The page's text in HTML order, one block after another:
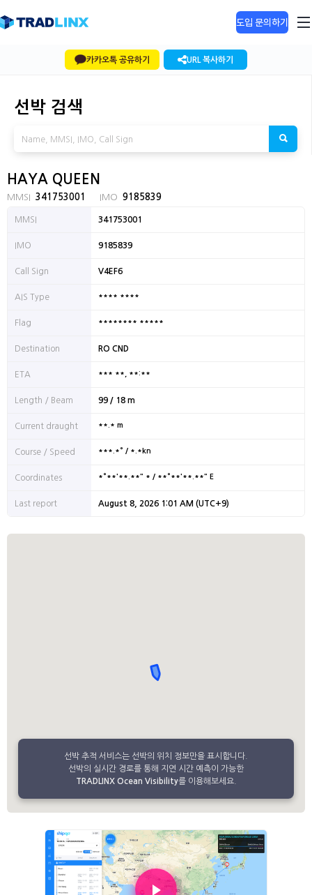
도입 문의하기
카카오톡 공유하기 URL 복사하기
선박 검색
HAYA QUEEN
MMSI 341753001 IMO 9185839
MMSI 341753001
IMO 9185839
Call Sign V4EF6
AIS Type **** ****
Flag ******** *****
Destination RO CND
ETA *** **, **:**
Length / Beam 99 / 18 m
Current draught **.* m
Course / Speed ***.*° / *.*kn
Coordinates *°**'**.**" * / **°**'**.**" E
Last report August 8, 2026 1:01 AM (UTC+9)
선박 추적 서비스는 선박의 위치 정보만을 표시합니다.
선박의 실시간 경로를 통해 지연 시간 예측이 가능한
TRADLINX Ocean Visibility를 이용해보세요.